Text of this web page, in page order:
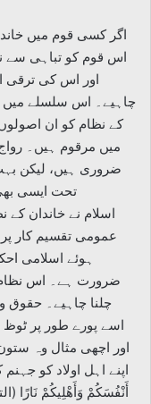
اگر کسی قوم میں
اس قوم کو تباہی سے
اور اس کی ترقی
چاہیے۔ اس سلسلے
کے نظام کو ان
میں مرقوم ہیں۔
ضروری ہیں، لیکن
تحت ایسی
اسلام نے خاندان
عمومی تقسیم کار
ہوئے اسلامی
ضرورت ہے۔ اس
چلنا چاہیے۔ حقوق
اسے پورے طور پر ٹوظ
اور اچھی مثال وہ
اپنے اہل اولاد کو